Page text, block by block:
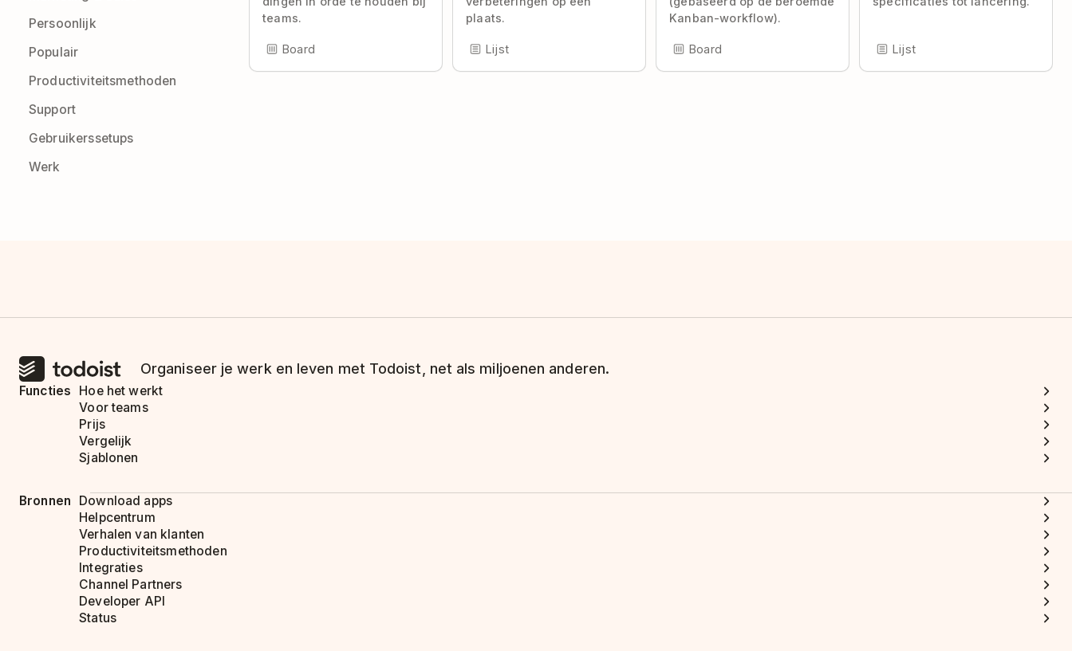
Persoonlijk
Populair
Productiviteitsmethoden
Support
Gebruikerssetups
Werk
teams.
Board
plaats.
Lijst
Kanban-workflow).
Board Lijst
Organiseer je werk en leven met Todoist, net als miljoenen anderen.
Functies
Hoe het werkt
Voor teams
Prijs
Vergelijk
Sjablonen
Bronnen
Download apps
Helpcentrum
Verhalen van klanten
Productiviteitsmethoden
Integraties
Channel Partners
Developer API
Status